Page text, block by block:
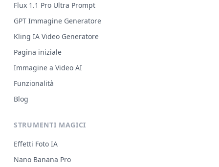
Flux 1.1 Pro Ultra Prompt
GPT Immagine Generatore
Kling IA Video Generatore
Pagina iniziale
Immagine a Video AI
Funzionalità
Blog
STRUMENTI MAGICI
Effetti Foto IA
Nano Banana Pro